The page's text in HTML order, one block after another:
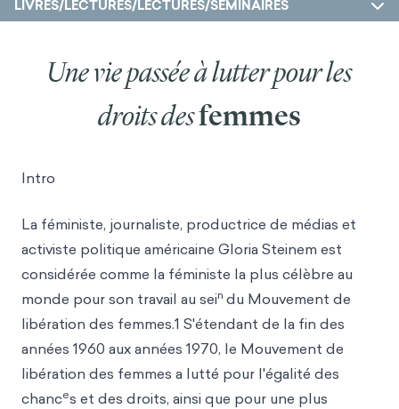
LIVRES/LECTURES/LECTURES/SÉMINAIRES
Une vie passée à lutter pour les
droits desfemmes
Intro
La féministe, journaliste, productrice de médias et
activiste politique américaine Gloria Steinem est
considérée comme la féministe la plus célèbre au
monde pour son travail au sein du Mouvement de
libération des femmes.1 S'étendant de la fin des
années 1960 aux années 1970, le Mouvement de
libération des femmes a lutté pour l'égalité des
chances et des droits, ainsi que pour une plus